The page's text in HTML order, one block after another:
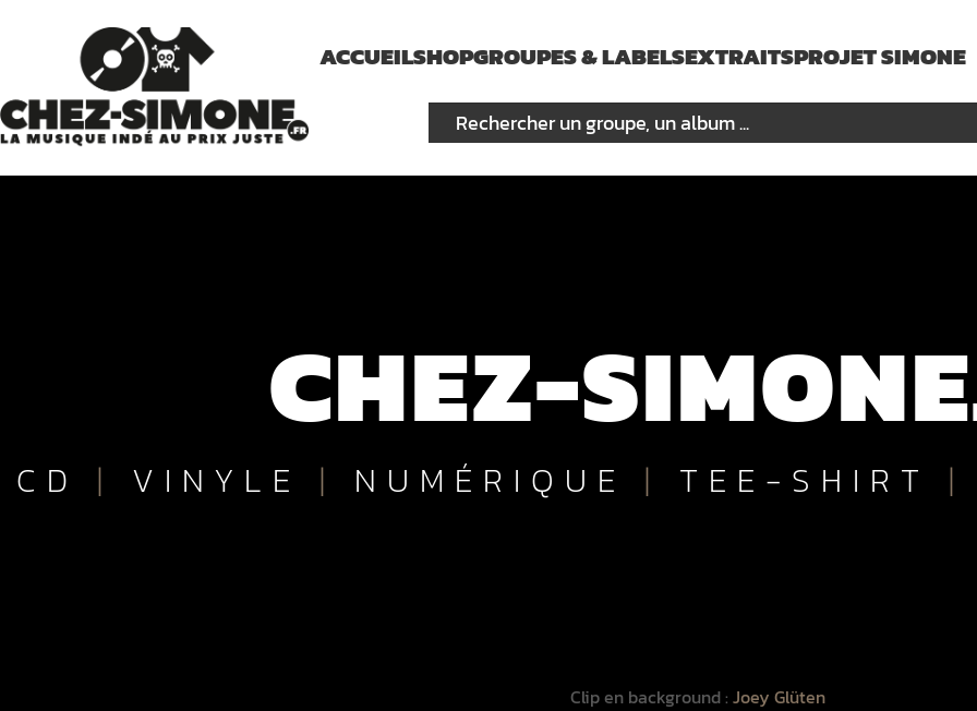
ACCUEILSHOPGROUPES & LABELSEXTRAITSPROJET SIMONE
CHEZ-
CD | VINYLE | NUMÉRIQUE | TEE-SHIRT |
Clip en background : Joey Glüten